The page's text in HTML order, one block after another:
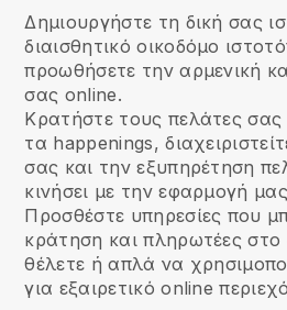
Δημιουργήστε τη δική σας
διαισθητικό οικοδόμο
προωθήσετε την αρμενική
σας online.
Κρατήστε τους πελάτες σας
τα happenings,
σας και την εξυπηρέτηση
κινήσει με την εφαρμογή
Προσθέστε υπηρεσίες που
κράτηση και πληρωτέες στο
θέλετε ή απλά να
για εξαιρετικό online